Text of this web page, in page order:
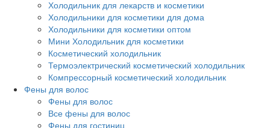
Холодильник для лекарств и косметики
Холодильники для косметики для дома
Холодильники для косметики оптом
Мини Холодильник для косметики
Косметический холодильник
Термоэлектрический косметический холодильник
Компрессорный косметический холодильник
Фены для волос
Фены для волос
Все фены для волос
Фены для гостиниц